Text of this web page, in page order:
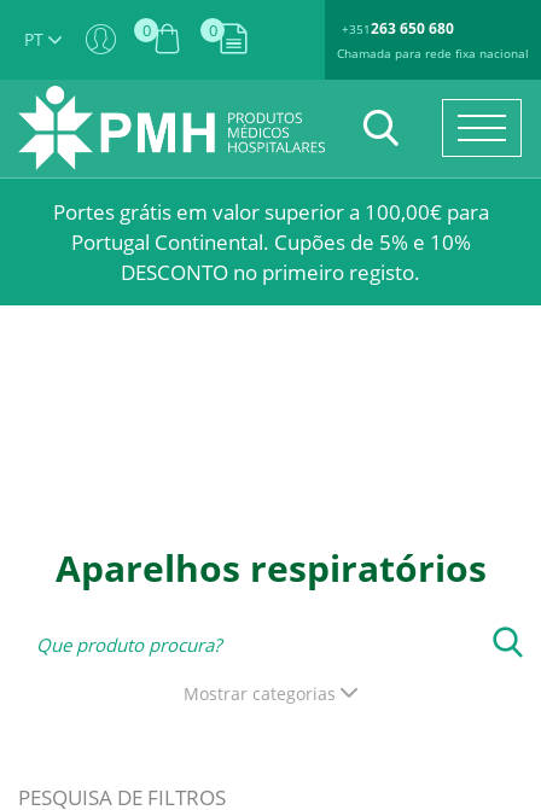
PT 0 0 +351263 650 680
Chamada para rede fixa nacional
Portes grátis em valor superior a 100,00€ para
Portugal Continental. Cupões de 5% e 10%
DESCONTO no primeiro registo.
Aparelhos respiratórios
Mostrar categorias
PESQUISA DE FILTROS